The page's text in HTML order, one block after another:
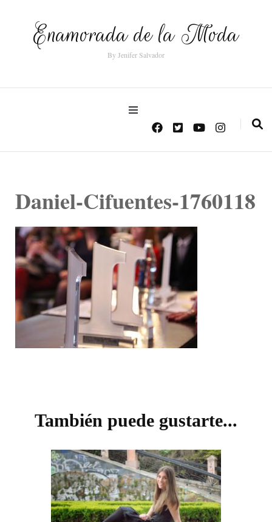
Enamorada de la Moda
By Jenifer Salvador
Daniel-Cifuentes-1760118
entradas
También puede gustarte...